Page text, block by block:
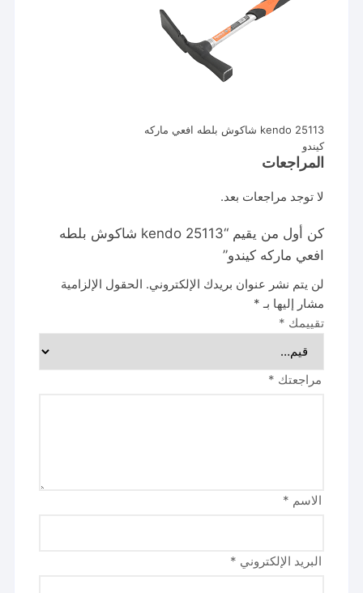
kendo 25113 شاكوش بلطه افعي ماركه
كيندو
المراجعات
لا توجد مراجعات بعد.
كن أول من يقيم “kendo 25113 شاكوش بلطه
افعي ماركه كيندو”
لن يتم نشر عنوان بريدك الإلكتروني. الحقول الإلزامية
مشار إليها بـ *
تقييمك *
مراجعتك *
الاسم *
البريد الإلكتروني *